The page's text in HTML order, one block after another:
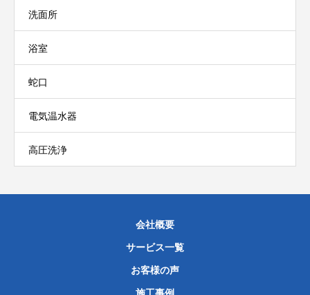
洗面所
浴室
蛇口
電気温水器
高圧洗浄
会社概要
サービス一覧
お客様の声